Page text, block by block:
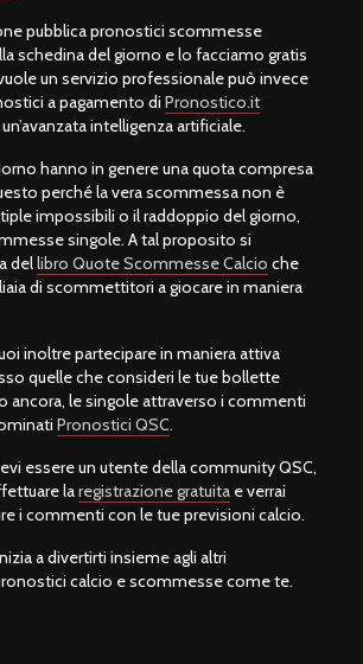
pubblica pronostici scommesse
schedina del giorno e lo facciamo gratis
un servizio professionale può invece
a pagamento di Pronostico.it
intelligenza artificiale.
hanno in genere una quota compresa
perché la vera scommessa non è
impossibili o il raddoppio del giorno,
singole. A tal proposito si
dellibro Quote Scommesse Calcio che
di scommettitori a giocare in maniera
inoltre partecipare in maniera attiva
quelle che consideri le tue bollette
ancora, le singole attraverso i commenti
Pronostici QSC.
essere un utente della community QSC,
laregistrazione gratuita e verrai
i commenti con le tue previsioni calcio.
a divertirti insieme agli altri
calcio e scommesse come te.